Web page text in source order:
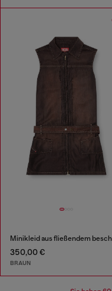
350,00 €
BRAUN